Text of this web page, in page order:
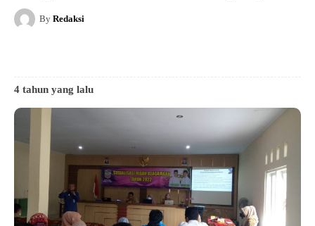
By Redaksi
4 tahun yang lalu